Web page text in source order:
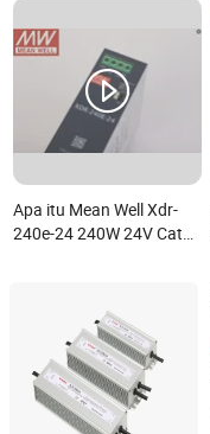
Apa itu Mean Well Xdr-
240e-24 240W 24V Catu
Zhejiang Weihao
Zhejiang, China